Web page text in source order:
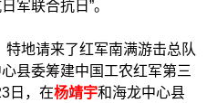
军联合抗日”。
地请来了红军南满游击总队
县委筹建中国工农红军第三
日，在杨靖宇和海龙中心县